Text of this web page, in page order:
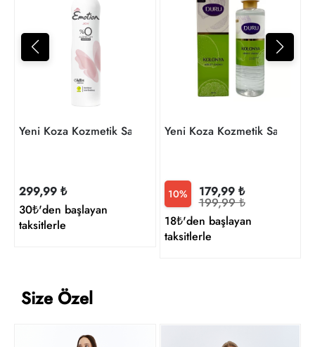
Yeni Koza Kozmetik Sabun
299,99 ₺
30₺'den başlayan
taksitlerle
Yeni Koza Kozmetik Sabun
10% 179,99 ₺
199,99 ₺
18₺'den başlayan
taksitlerle
Size Özel